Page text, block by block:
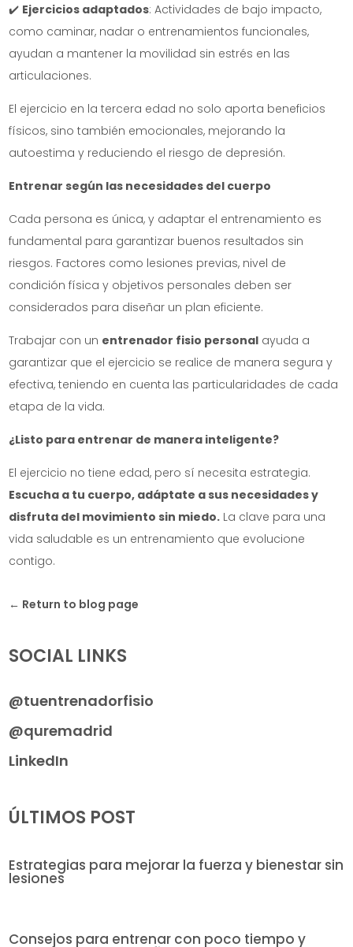
✔️ Ejercicios adaptados: Actividades de bajo impacto,
como caminar, nadar o entrenamientos funcionales,
ayudan a mantener la movilidad sin estrés en las
articulaciones.
El ejercicio en la tercera edad no solo aporta beneficios
físicos, sino también emocionales, mejorando la
autoestima y reduciendo el riesgo de depresión.
Entrenar según las necesidades del cuerpo
Cada persona es única, y adaptar el entrenamiento es
fundamental para garantizar buenos resultados sin
riesgos. Factores como lesiones previas, nivel de
condición física y objetivos personales deben ser
considerados para diseñar un plan eficiente.
Trabajar con un entrenador fisio personal ayuda a
garantizar que el ejercicio se realice de manera segura y
efectiva, teniendo en cuenta las particularidades de cada
etapa de la vida.
¿Listo para entrenar de manera inteligente?
El ejercicio no tiene edad, pero sí necesita estrategia.
Escucha a tu cuerpo, adáptate a sus necesidades y
disfruta del movimiento sin miedo. La clave para una
vida saludable es un entrenamiento que evolucione
contigo.
← Return to blog page
SOCIAL LINKS
@tuentrenadorfisio
@quremadrid
LinkedIn
ÚLTIMOS POST
Estrategias para mejorar la fuerza y bienestar sin
lesiones
Consejos para entrenar con poco tiempo y